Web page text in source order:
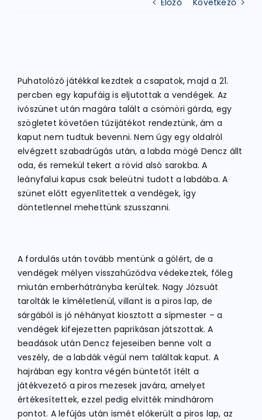
KERÉKPÁR
EGYÉB SPORTÁGAK
PÁLYÁK
ELÉRHETŐSÉGEK
Előző Következő
Puhatolózó játékkal kezdtek a csapatok, majd a 21.
percben egy kapufáig is eljutottak a vendégek. Az
ivószünet után magára talált a csömöri gárda, egy
szögletet követően tűzijátékot rendeztünk, ám a
kaput nem tudtuk bevenni. Nem úgy egy oldalról
elvégzett szabadrúgás után, a labda mögé Dencz állt
oda, és remekül tekert a rövid alsó sarokba. A
leányfalui kapus csak beleütni tudott a labdába. A
szünet előtt egyenlítettek a vendégek, így
döntetlennel mehettünk szusszanni.
A fordulás után tovább mentünk a gólért, de a
vendégek mélyen visszahúzódva védekeztek, főleg
miután emberhátrányba kerültek. Nagy Józsuát
tarolták le kíméletlenül, villant is a piros lap, de
sárgából is jó néhányat kiosztott a sípmester – a
vendégek kifejezetten paprikásan játszottak. A
beadások után Dencz fejeseiben benne volt a
veszély, de a labdák végül nem találtak kaput. A
hajrában egy kontra végén büntetőt ítélt a
játékvezető a piros mezesek javára, amelyet
értékesítettek, ezzel pedig elvitték mindhárom
pontot. A lefújás után ismét előkerült a piros lap, az